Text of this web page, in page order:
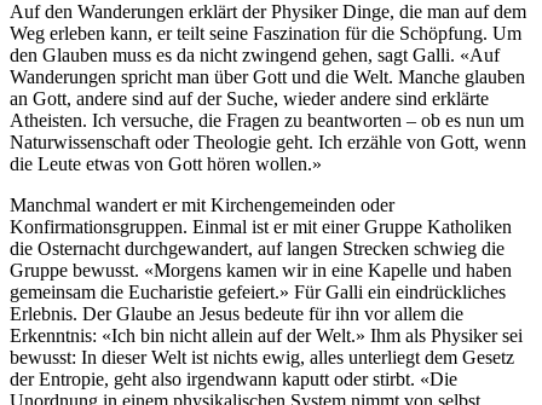
Auf den Wanderungen erklärt der Physiker Dinge, die man auf dem
Weg erleben kann, er teilt seine Faszination für die Schöpfung. Um
den Glauben muss es da nicht zwingend gehen, sagt Galli. «Auf
Wanderungen spricht man über Gott und die Welt. Manche glauben
an Gott, andere sind auf der Suche, wieder andere sind erklärte
Atheisten. Ich versuche, die Fragen zu beantworten – ob es nun um
Naturwissenschaft oder Theologie geht. Ich erzähle von Gott, wenn
die Leute etwas von Gott hören wollen.»
Manchmal wandert er mit Kirchengemeinden oder
Konfirmationsgruppen. Einmal ist er mit einer Gruppe Katholiken
die Osternacht durchgewandert, auf langen Strecken schwieg die
Gruppe bewusst. «Morgens kamen wir in eine Kapelle und haben
gemeinsam die Eucharistie gefeiert.» Für Galli ein eindrückliches
Erlebnis. Der Glaube an Jesus bedeute für ihn vor allem die
Erkenntnis: «Ich bin nicht allein auf der Welt.» Ihm als Physiker sei
bewusst: In dieser Welt ist nichts ewig, alles unterliegt dem Gesetz
der Entropie, geht also irgendwann kaputt oder stirbt. «Die